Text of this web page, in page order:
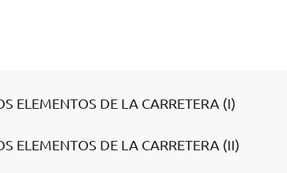
ELEMENTOS DE LA CARRETERA (I)
ELEMENTOS DE LA CARRETERA (II)